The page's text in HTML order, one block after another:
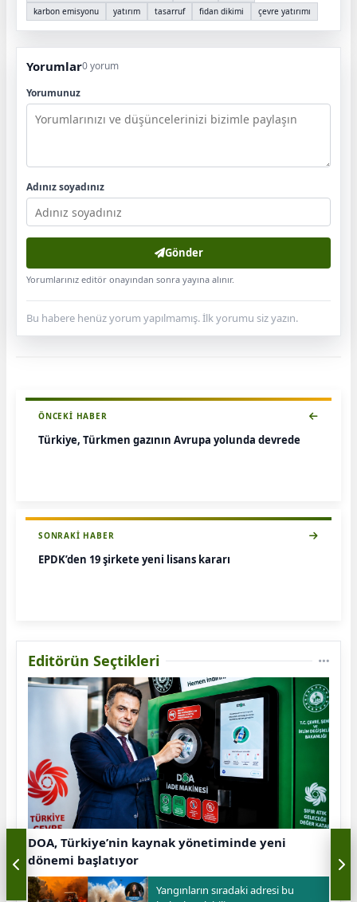
karbon emisyonu
yatırım tasarruf fidan dikimi çevre yatırımı
Yorumlar0 yorum
Yorumunuz
Adınız soyadınız
Gönder
Yorumlarınız editör onayından sonra yayına alınır.
Bu habere henüz yorum yapılmamış. İlk yorumu siz yazın.
ÖNCEKI HABER
Türkiye, Türkmen gazının Avrupa yolunda devrede
SONRAKI HABER
EPDK’den 19 şirkete yeni lisans kararı
Editörün Seçtikleri
DOA, Türkiye’nin kaynak yönetiminde yeni
dönemi başlatıyor
Yangınların sıradaki adresi bu